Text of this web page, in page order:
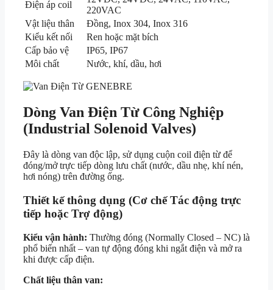
Điện áp coil
220VAC
Vật liệu thân
Đồng, Inox 304, Inox 316
Kiểu kết nối
Ren hoặc mặt bích
Cấp bảo vệ
IP65, IP67
Môi chất
Nước, khí, dầu, hơi
Dòng Van Điện Từ Công Nghiệp
(Industrial Solenoid Valves)
Đây là dòng van độc lập, sử dụng cuộn coil điện từ để
đóng/mở trực tiếp dòng lưu chất (nước, dầu nhẹ, khí nén,
hơi nóng) trên đường ống.
Thiết kế thông dụng (Cơ chế Tác động trực
tiếp hoặc Trợ động)
Kiểu vận hành: Thường đóng (Normally Closed – NC) là
phổ biến nhất – van tự động đóng khi ngắt điện và mở ra
khi được cấp điện.
Chất liệu thân van: